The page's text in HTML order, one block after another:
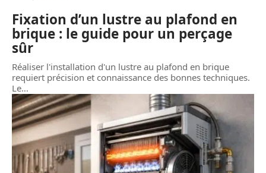
Fixation d’un lustre au plafond en
brique : le guide pour un perçage
sûr
Réaliser l'installation d'un lustre au plafond en brique
requiert précision et connaissance des bonnes techniques.
Le…